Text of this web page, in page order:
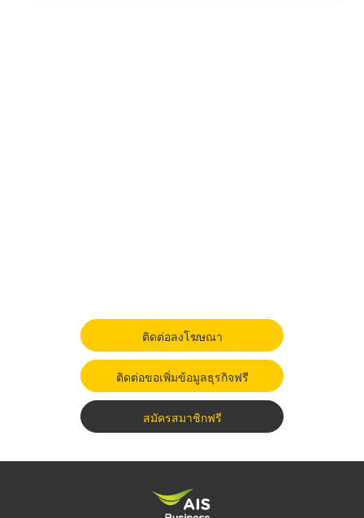
ติดต่อลงโฆษณา
ติดต่อขอเพิ่มข้อมูลธุรกิจฟรี
สมัครสมาชิกฟรี